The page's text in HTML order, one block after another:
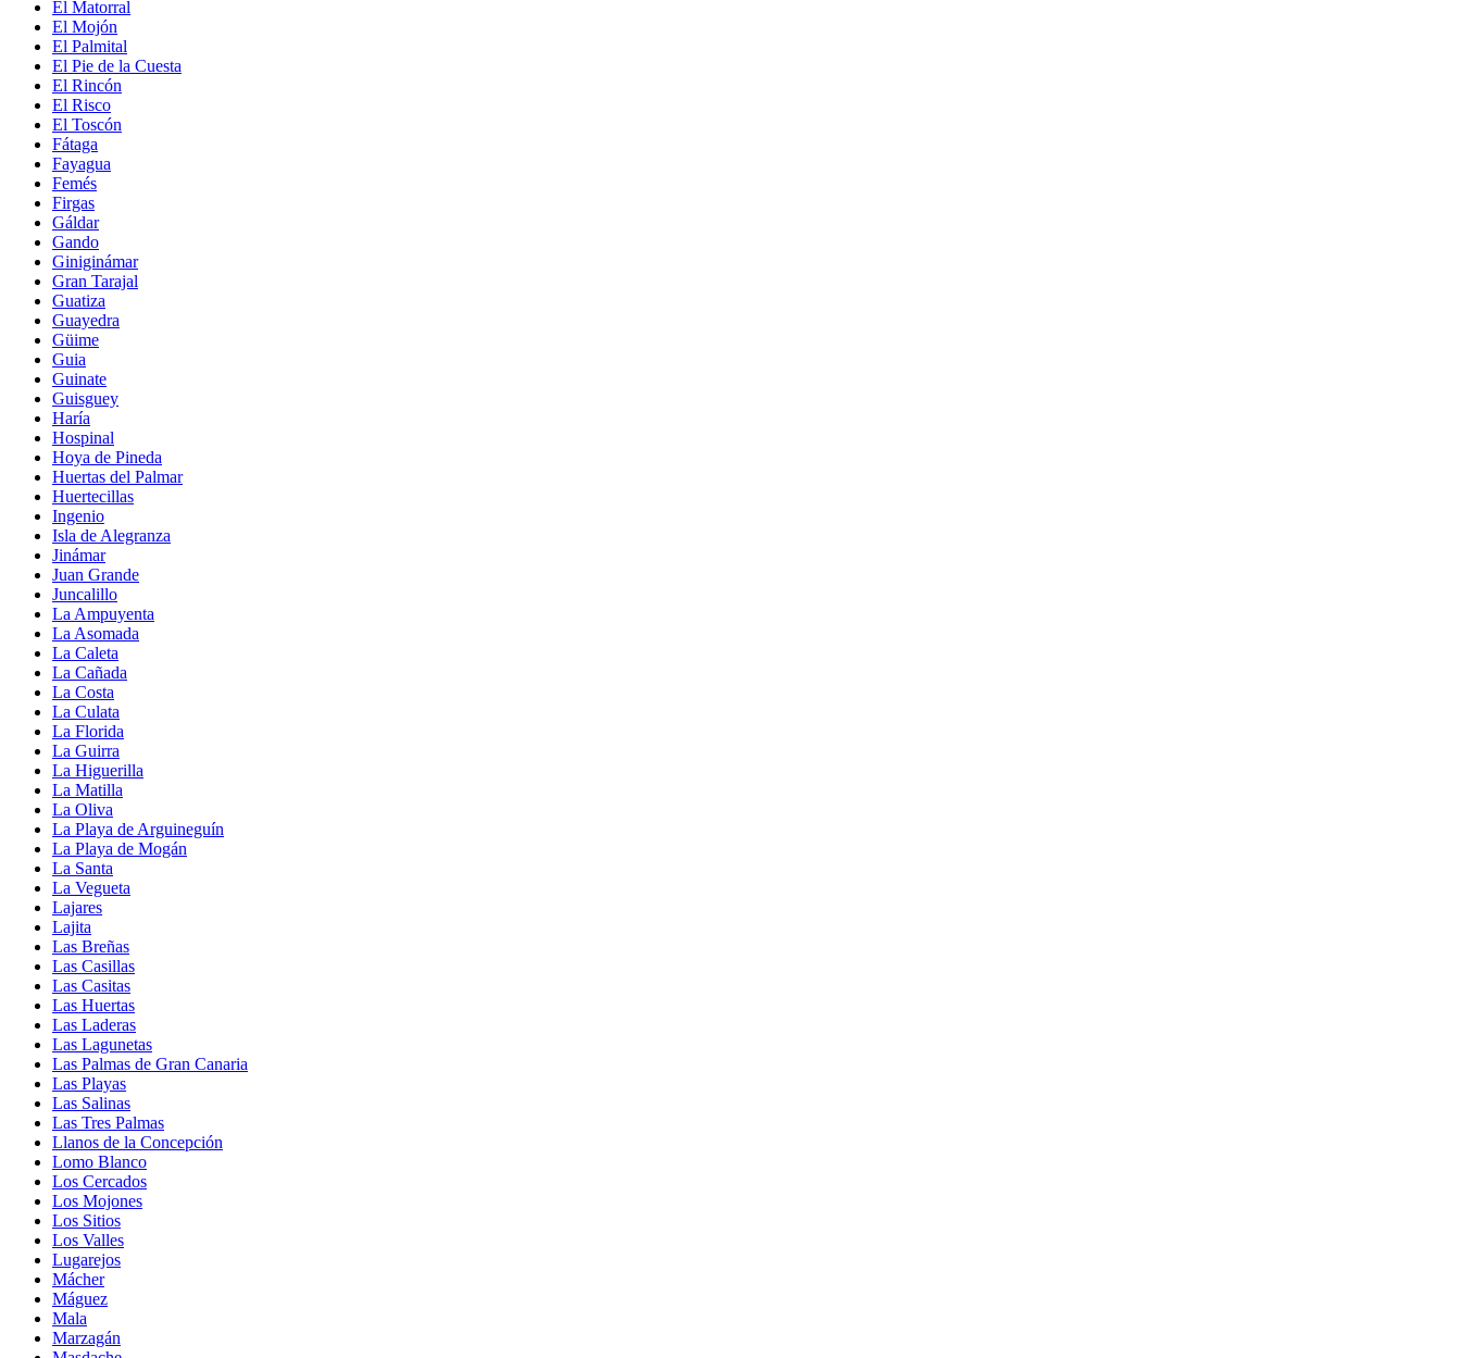
El Matorral
El Mojón
El Palmital
El Pie de la Cuesta
El Rincón
El Risco
El Toscón
Fátaga
Fayagua
Femés
Firgas
Gáldar
Gando
Giniginámar
Gran Tarajal
Guatiza
Guayedra
Güime
Guia
Guinate
Guisguey
Haría
Hospinal
Hoya de Pineda
Huertas del Palmar
Huertecillas
Ingenio
Isla de Alegranza
Jinámar
Juan Grande
Juncalillo
La Ampuyenta
La Asomada
La Caleta
La Cañada
La Costa
La Culata
La Florida
La Guirra
La Higuerilla
La Matilla
La Oliva
La Playa de Arguineguín
La Playa de Mogán
La Santa
La Vegueta
Lajares
Lajita
Las Breñas
Las Casillas
Las Casitas
Las Huertas
Las Laderas
Las Lagunetas
Las Palmas de Gran Canaria
Las Playas
Las Salinas
Las Tres Palmas
Llanos de la Concepción
Lomo Blanco
Los Cercados
Los Mojones
Los Sitios
Los Valles
Lugarejos
Mácher
Máguez
Mala
Marzagán